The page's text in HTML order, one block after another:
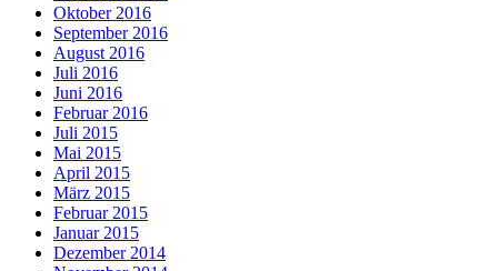
Oktober 2016
September 2016
August 2016
Juli 2016
Juni 2016
Februar 2016
Juli 2015
Mai 2015
April 2015
März 2015
Februar 2015
Januar 2015
Dezember 2014